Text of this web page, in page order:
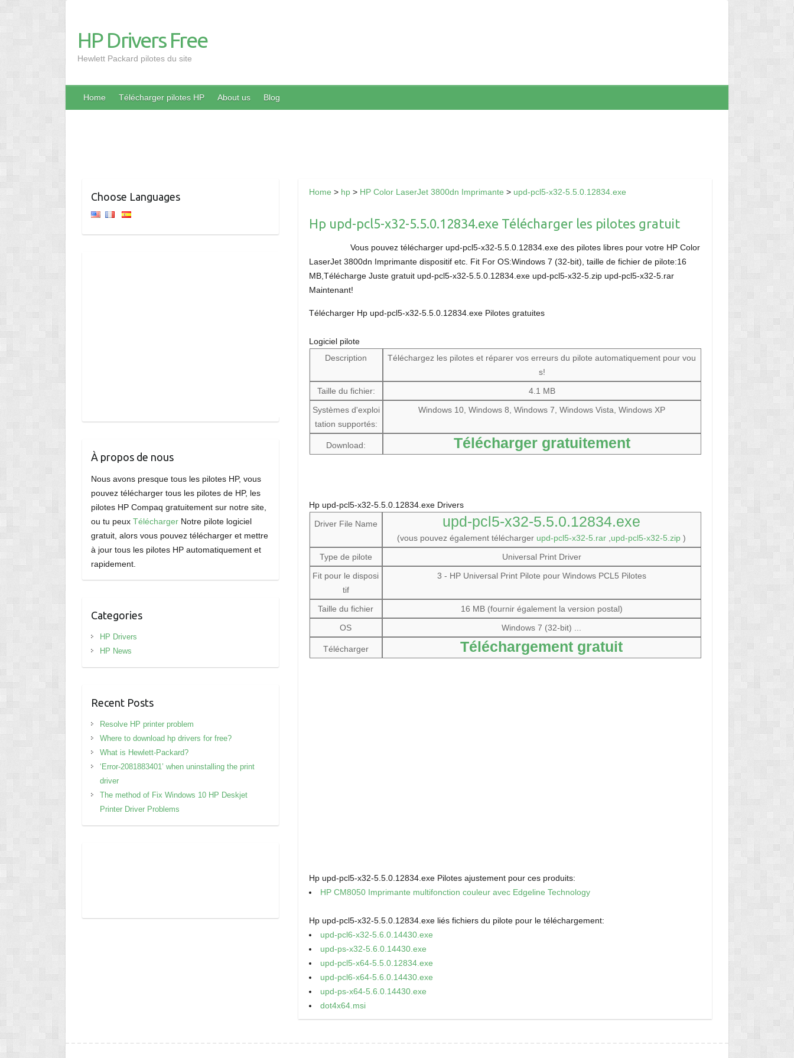
HP Drivers Free
Hewlett Packard pilotes du site
Home Télécharger pilotes HP About us Blog
Home > hp> HP Color LaserJet 3800dn Imprimante > upd-pcl5-x32-5.5.0.12834.exe
Hp upd-pcl5-x32-5.5.0.12834.exe Télécharger les pilotes gratuit
Vous pouvez télécharger upd-pcl5-x32-5.5.0.12834.exe des pilotes libres pour votre HP Color
LaserJet 3800dn Imprimante dispositif etc. Fit For OS:Windows 7 (32-bit), taille de fichier de pilote:16
MB,Télécharge Juste gratuit upd-pcl5-x32-5.5.0.12834.exe upd-pcl5-x32-5.zip upd-pcl5-x32-5.rar
Maintenant!
Télécharger Hp upd-pcl5-x32-5.5.0.12834.exe Pilotes gratuites
Logiciel pilote
Description
Téléchargez les pilotes et réparer vos erreurs du pilote automatiquement pour vou
s!
Taille du fichier:
4.1 MB
Systèmes d'exploi
tation supportés:
Windows 10, Windows 8, Windows 7, Windows Vista, Windows XP
Download: Télécharger gratuitement
Hp upd-pcl5-x32-5.5.0.12834.exe Drivers
Driver File Name
upd-pcl5-x32-5.5.0.12834.exe
(vous pouvez également télécharger upd-pcl5-x32-5.rar ,upd-pcl5-x32-5.zip )
Type de pilote
Universal Print Driver
Fit pour le disposi
tif
3 - HP Universal Print Pilote pour Windows PCL5 Pilotes
Taille du fichier
16 MB (fournir également la version postal)
OS
Windows 7 (32-bit) ...
Télécharger Téléchargement gratuit
Hp upd-pcl5-x32-5.5.0.12834.exe Pilotes ajustement pour ces produits:
HP CM8050 Imprimante multifonction couleur avec Edgeline Technology
Hp upd-pcl5-x32-5.5.0.12834.exe liés fichiers du pilote pour le téléchargement:
upd-pcl6-x32-5.6.0.14430.exe
upd-ps-x32-5.6.0.14430.exe
upd-pcl5-x64-5.5.0.12834.exe
upd-pcl6-x64-5.6.0.14430.exe
upd-ps-x64-5.6.0.14430.exe
dot4x64.msi
Choose Languages
À propos de nous
Nous avons presque tous les pilotes HP, vous
pouvez télécharger tous les pilotes de HP, les
pilotes HP Compaq gratuitement sur notre site,
ou tu peuxTélécharger Notre pilote logiciel
gratuit, alors vous pouvez télécharger et mettre
à jour tous les pilotes HP automatiquement et
rapidement.
Categories
HP Drivers
HP News
Recent Posts
Resolve HP printer problem
Where to download hp drivers for free?
What is Hewlett-Packard?
‘Error-2081883401’ when uninstalling the print
driver
The method of Fix Windows 10 HP Deskjet
Printer Driver Problems